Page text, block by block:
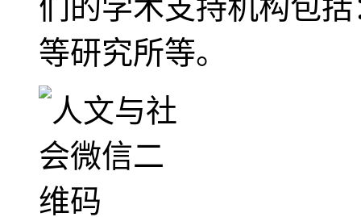
们的学术支持机构包
等研究所等。